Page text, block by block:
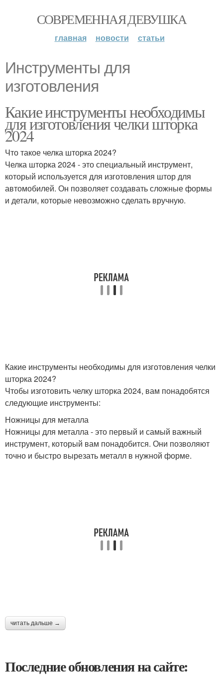
СОВРЕМЕННАЯ ДЕВУШКА
главная новости статьи
Инструменты для
изготовления
Какие инструменты необходимы
для изготовления челки шторка
2024
Что такое челка шторка 2024?
Челка шторка 2024 - это специальный инструмент,
который используется для изготовления штор для
автомобилей. Он позволяет создавать сложные формы
и детали, которые невозможно сделать вручную.
Какие инструменты необходимы для изготовления челки
шторка 2024?
Чтобы изготовить челку шторка 2024, вам понадобятся
следующие инструменты:
Ножницы для металла
Ножницы для металла - это первый и самый важный
инструмент, который вам понадобится. Они позволяют
точно и быстро вырезать металл в нужной форме.
читать дальше →
Последние обновления на сайте: